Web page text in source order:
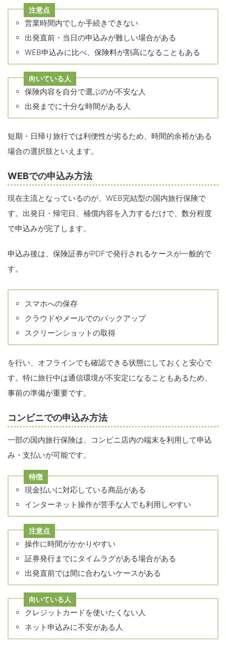
注意点
営業時間内でしか手続きできない
出発直前・当日の申込みが難しい場合がある
WEB申込みに比べ、保険料が割高になることもある
向いている人
保険内容を自分で選ぶのが不安な人
出発までに十分な時間がある人
短期・日帰り旅行では利便性が劣るため、時間的余裕がある
場合の選択肢といえます。
WEBでの申込み方法
現在主流となっているのが、WEB完結型の国内旅行保険で
す。出発日・帰宅日、補償内容を入力するだけで、数分程度
で申込みが完了します。
申込み後は、保険証券がPDFで発行されるケースが一般的で
す。
スマホへの保存
クラウドやメールでのバックアップ
スクリーンショットの取得
を行い、オフラインでも確認できる状態にしておくと安心で
す。特に旅行中は通信環境が不安定になることもあるため、
事前の準備が重要です。
コンビニでの申込み方法
一部の国内旅行保険は、コンビニ店内の端末を利用して申込
み・支払いが可能です。
特徴
現金払いに対応している商品がある
インターネット操作が苦手な人でも利用しやすい
注意点
操作に時間がかかりやすい
証券発行までにタイムラグがある場合がある
出発直前では間に合わないケースがある
向いている人
クレジットカードを使いたくない人
ネット申込みに不安がある人